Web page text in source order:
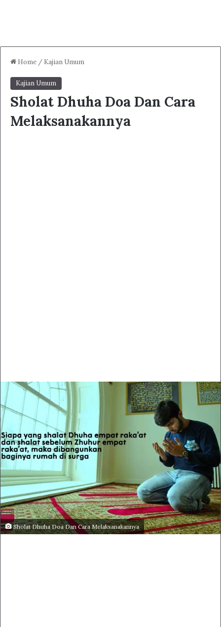
Home / Kajian Umum
Kajian Umum
Sholat Dhuha Doa Dan Cara
Melaksanakannya
Sholat Dhuha Doa Dan Cara Melaksanakannya